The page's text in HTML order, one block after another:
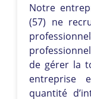
Notre
(57) ne
de gérer la
entreprise
quantité